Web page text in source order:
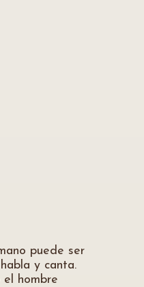
puede ser
y canta.
hombre